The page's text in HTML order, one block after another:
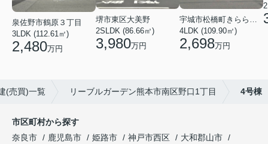
泉佐野市鶴原３丁目
3LDK (112.61㎡)
2,480万円
堺市東区大美野
2SLDK (86.66㎡)
3,980万円
4LDK (109.90㎡)
2,698万円
(売買)一覧 リーブルガーデン熊本市南区野口1丁目 4号棟
市区町村から探す
奈良市
鹿児島市 姫路市 神戸市西区
大和郡山市